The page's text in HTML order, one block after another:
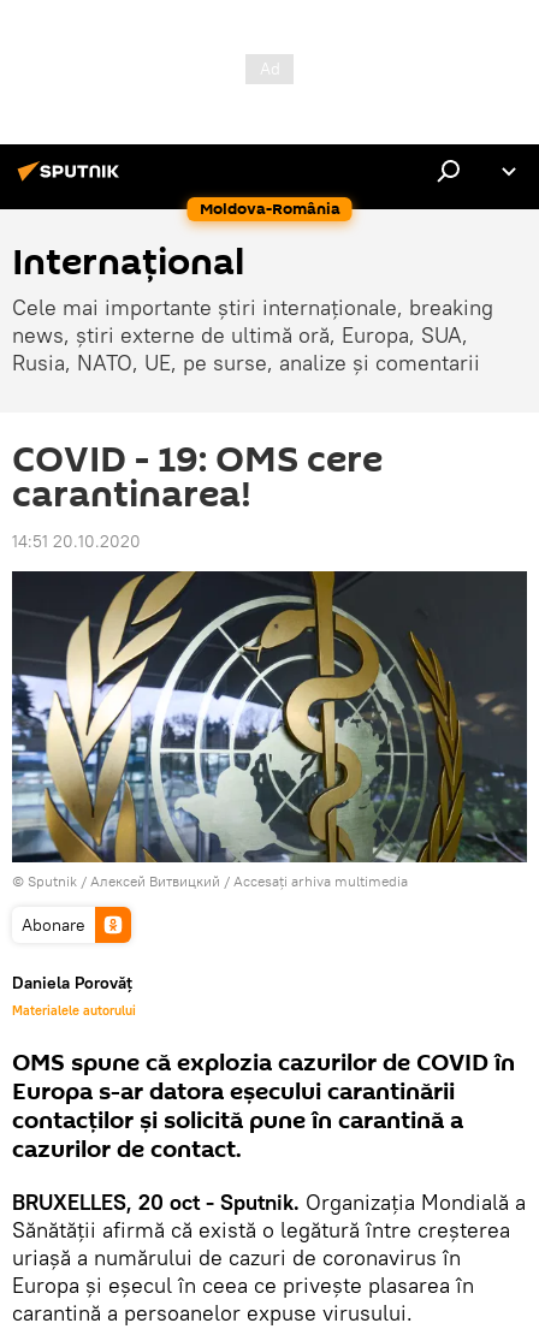
Moldova-România
Internaţional
Cele mai importante știri internaționale, breaking
news, știri externe de ultimă oră, Europa, SUA,
Rusia, NATO, UE, pe surse, analize și comentarii
COVID - 19: OMS cere
carantinarea!
14:51 20.10.2020
© Sputnik / Алексей Витвицкий / Accesați arhiva multimedia
Abonare
Daniela Porovăț
Materialele autorului
OMS spune că explozia cazurilor de COVID în
Europa s-ar datora eșecului carantinării
contacților și solicită pune în carantină a
cazurilor de contact.
BRUXELLES, 20 oct - Sputnik. Organizația Mondială a
Sănătății afirmă că există o legătură între creșterea
uriașă a numărului de cazuri de coronavirus în
Europa și eșecul în ceea ce privește plasarea în
carantină a persoanelor expuse virusului.